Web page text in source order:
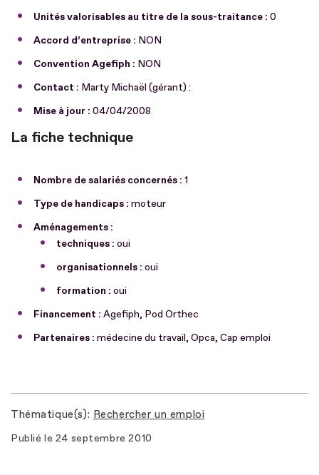
Unités valorisables au titre de la sous-traitance : 0
Accord d’entreprise : NON
Convention Agefiph : NON
Contact : Marty Michaël (gérant) :
Mise à jour : 04/04/2008
La fiche technique
Nombre de salariés concernés : 1
Type de handicaps : moteur
Aménagements :
techniques : oui
organisationnels : oui
formation : oui
Financement : Agefiph, Pod Orthec
Partenaires : médecine du travail, Opca, Cap emploi
Thématique(s) Rechercher un emploi
Publié le 24 septembre 2010